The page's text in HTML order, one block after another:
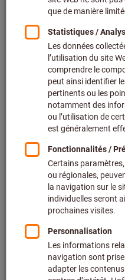
Prix par 1 Unité
+ TVA en vigueur
Prix personnalisés pour
connexion.